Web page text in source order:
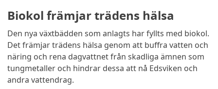
Biokol främjar trädens hälsa
Den nya växtbädden som anlagts har fyllts med biokol.
Det främjar trädens hälsa genom att buffra vatten och
näring och rena dagvattnet från skadliga ämnen som
tungmetaller och hindrar dessa att nå Edsviken och
andra vattendrag.